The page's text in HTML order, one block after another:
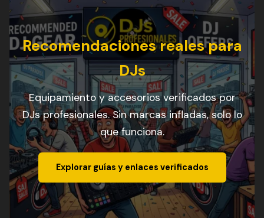
Recomendaciones reales para
DJs
Equipamiento y accesorios verificados por
DJs profesionales. Sin marcas infladas, solo lo
que funciona.
Explorar guías y enlaces verificados